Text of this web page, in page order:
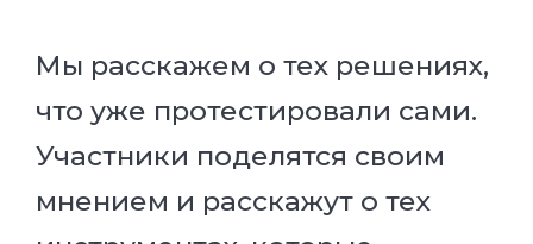
Мы расскажем о тех решениях,
что уже протестировали сами.
Участники поделятся своим
мнением и расскажут о тех